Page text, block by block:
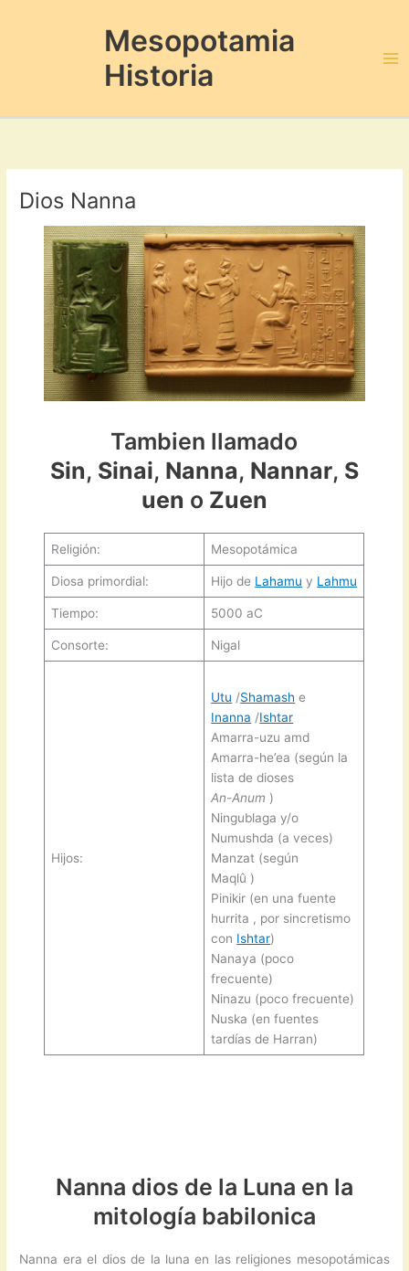
Mesopotamia
Historia
Dios Nanna
Tambien llamado
Sin, Sinai, Nanna, Nannar, S
uen o Zuen
Religión: Mesopotámica
Diosa primordial: Hijo de Lahamu y Lahmu
Tiempo: 5000 aC
Consorte: Nigal
Hijos:
Utu /Shamash e
Inanna /Ishtar
Amarra-uzu amd
Amarra-he’ea (según la
lista de dioses
An-Anum )
Ningublaga y/o
Numushda (a veces)
Manzat (según
Maqlû )
Pinikir (en una fuente
hurrita , por sincretismo
con Ishtar)
Nanaya (poco
frecuente)
Ninazu (poco frecuente)
Nuska (en fuentes
tardías de Harran)
Nanna dios de la Luna en la
mitología babilonica
Nanna era el dios de la luna en las religiones mesopotámicas